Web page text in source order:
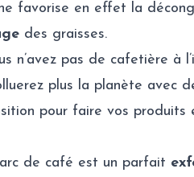
favorise en effet la
des graisses.
n’avez pas de cafetière à
plus la planète avec
pour faire vos
de café est un parfait